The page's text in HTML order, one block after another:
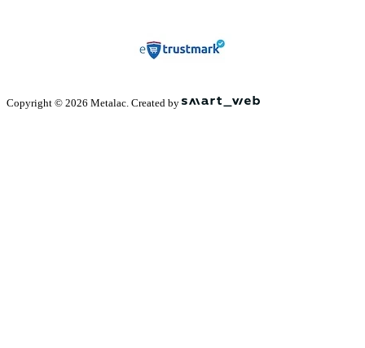
Copyright © 2026 Metalac. Created by